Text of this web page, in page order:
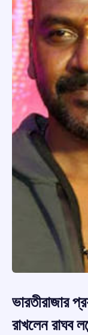
ভারতীরাজার
রাখলেন রাঘব